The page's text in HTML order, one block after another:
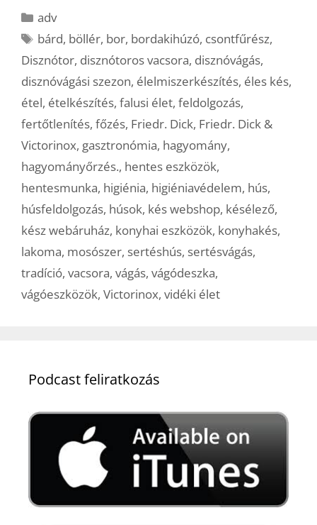
Kategória
adv
Címkék
bárd, böllér, bor, bordakihúzó, csontfűrész,
Disznótor, disznótoros vacsora, disznóvágás,
disznóvágási szezon, élelmiszerkészítés, éles kés,
étel, ételkészítés, falusi élet, feldolgozás,
fertőtlenítés, főzés, Friedr. Dick, Friedr. Dick &
Victorinox, gasztronómia, hagyomány,
hagyományőrzés., hentes eszközök,
hentesmunka, higiénia, higiéniavédelem, hús,
húsfeldolgozás, húsok, kés webshop, késélező,
kész webáruház, konyhai eszközök, konyhakés,
lakoma, mosószer, sertéshús, sertésvágás,
tradíció, vacsora, vágás, vágódeszka,
vágóeszközök, Victorinox, vidéki élet
Podcast feliratkozás